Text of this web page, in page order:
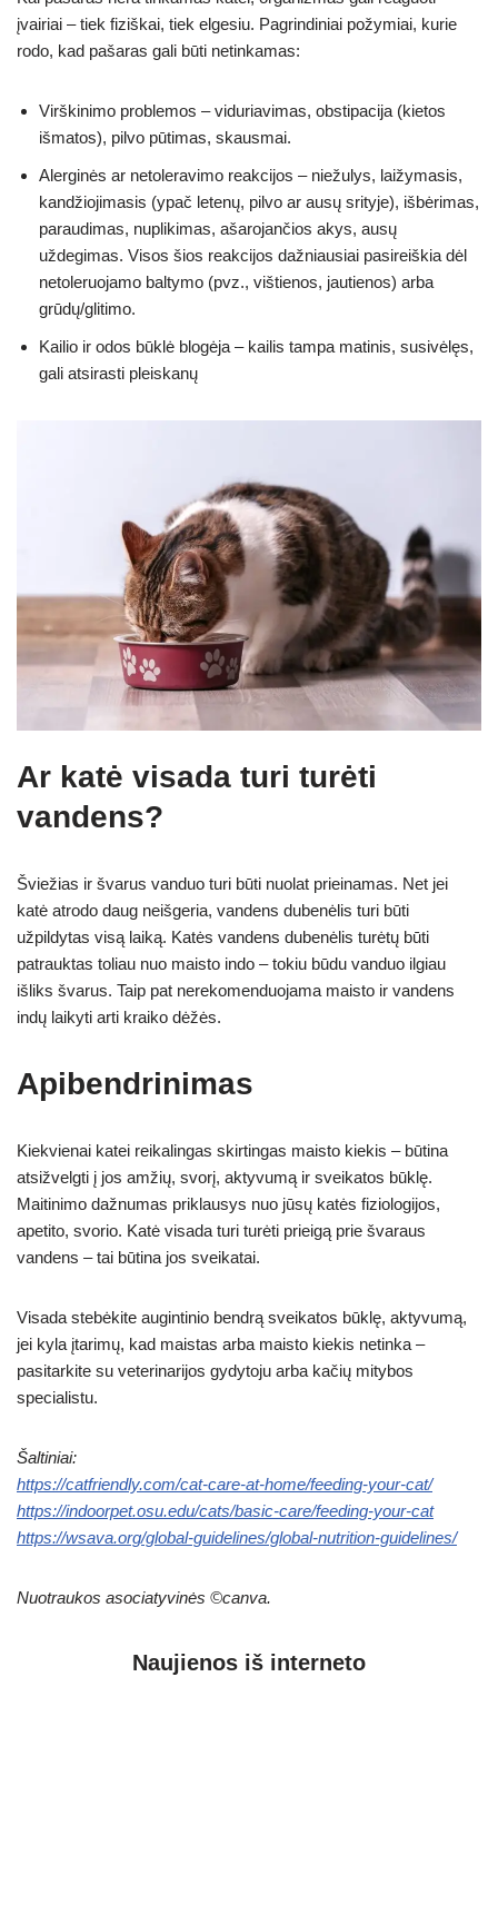
įvairiai – tiek fiziškai, tiek elgesiu. Pagrindiniai požymiai, kurie
rodo, kad pašaras gali būti netinkamas:
Virškinimo problemos – viduriavimas, obstipacija (kietos
išmatos), pilvo pūtimas, skausmai.
Alerginės ar netoleravimo reakcijos – niežulys, laižymasis,
kandžiojimasis (ypač letenų, pilvo ar ausų srityje), išbėrimas,
paraudimas, nuplikimas, ašarojančios akys, ausų
uždegimas. Visos šios reakcijos dažniausiai pasireiškia dėl
netoleruojamo baltymo (pvz., vištienos, jautienos) arba
grūdų/glitimo.
Kailio ir odos būklė blogėja – kailis tampa matinis, susivėlęs,
gali atsirasti pleiskanų
Ar katė visada turi turėti
vandens?
Šviežias ir švarus vanduo turi būti nuolat prieinamas. Net jei
katė atrodo daug neišgeria, vandens dubenėlis turi būti
užpildytas visą laiką. Katės vandens dubenėlis turėtų būti
patrauktas toliau nuo maisto indo – tokiu būdu vanduo ilgiau
išliks švarus. Taip pat nerekomenduojama maisto ir vandens
indų laikyti arti kraiko dėžės.
Apibendrinimas
Kiekvienai katei reikalingas skirtingas maisto kiekis – būtina
atsižvelgti į jos amžių, svorį, aktyvumą ir sveikatos būklę.
Maitinimo dažnumas priklausys nuo jūsų katės fiziologijos,
apetito, svorio. Katė visada turi turėti prieigą prie švaraus
vandens – tai būtina jos sveikatai.
Visada stebėkite augintinio bendrą sveikatos būklę, aktyvumą,
jei kyla įtarimų, kad maistas arba maisto kiekis netinka –
pasitarkite su veterinarijos gydytoju arba kačių mitybos
specialistu.
Šaltiniai:
https://catfriendly.com/cat-care-at-home/feeding-your-cat/
https://indoorpet.osu.edu/cats/basic-care/feeding-your-cat
https://wsava.org/global-guidelines/global-nutrition-guidelines/
Nuotraukos asociatyvinės ©canva.
Naujienos iš interneto